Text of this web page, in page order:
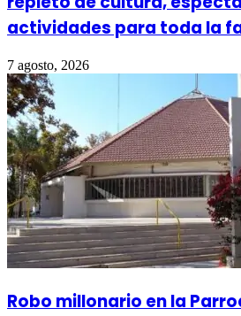
actividades para toda la
7 agosto, 2026
Robo millonario en la